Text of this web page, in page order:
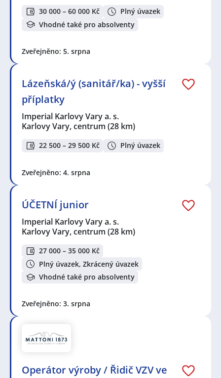
30 000 – 60 000 Kč
Plný úvazek
Vhodné také pro absolventy
Zveřejněno: 5. srpna
Lázeňská/ý (sanitář/ka) - vyšší
příplatky
Imperial Karlovy Vary a. s.
Karlovy Vary, centrum (28 km)
22 500 – 29 500 Kč Plný úvazek
Zveřejněno: 4. srpna
ÚČETNÍ junior
Imperial Karlovy Vary a. s.
Karlovy Vary, centrum (28 km)
27 000 – 35 000 Kč
Plný úvazek, Zkrácený úvazek
Vhodné také pro absolventy
Zveřejněno: 3. srpna
Operátor výroby / Řidič VZV ve